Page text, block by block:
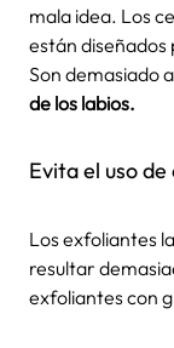
mala idea. Los
están diseñados
Son demasiado
de los labios.
Evita el uso
Los exfoliantes
resultar
exfoliantes con